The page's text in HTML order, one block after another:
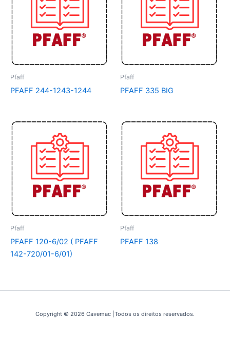
Pfaff
PFAFF 244-1243-1244
Pfaff
PFAFF 335 BIG
Pfaff
PFAFF 120-6/02 ( PFAFF
142-720/01-6/01)
Pfaff
PFAFF 138
Copyright © 2026 Cavemac |Todos os direitos reservados.